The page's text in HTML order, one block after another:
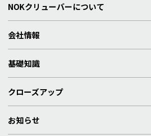
NOKクリューバーについて
会社情報
基礎知識
クローズアップ
お知らせ